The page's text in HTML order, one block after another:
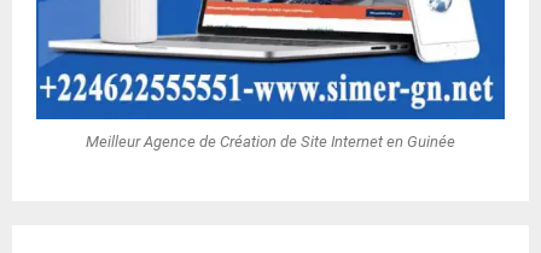
Meilleur Agence de Création de Site Internet en Guinée